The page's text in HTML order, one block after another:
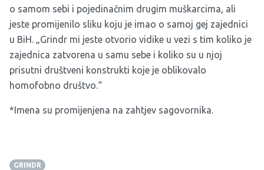
o samom sebi i pojedinačnim drugim muškarcima, ali
jeste promijenilo sliku koju je imao o samoj gej zajednici
u BiH. „Grindr mi jeste otvorio vidike u vezi s tim koliko je
zajednica zatvorena u samu sebe i koliko su u njoj
prisutni društveni konstrukti koje je oblikovalo
homofobno društvo.“
*Imena su promijenjena na zahtjev sagovornika.
GRINDR